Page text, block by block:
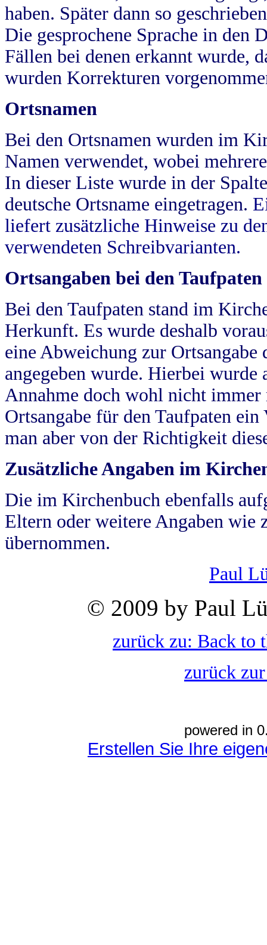
haben. Später dann so
Die gesprochene Sprache in
Fällen bei denen erkannt wurde,
wurden Korrekturen
Ortsnamen
Bei den Ortsnamen wurden im
Namen verwendet, wobei
In dieser Liste wurde in der
deutsche Ortsname eingetragen.
liefert zusätzliche Hinweise zu
verwendeten Schreibvarianten.
Ortsangaben bei den Taufpaten
Bei den Taufpaten stand im
Herkunft. Es wurde deshalb
eine Abweichung zur
angegeben wurde. Hierbei wurde
Annahme doch wohl nicht
Ortsangabe für den Taufpaten
man aber von der Richtigkeit
Zusätzliche Angaben im
Die im Kirchenbuch ebenfalls
Eltern oder weitere Angaben wie
übernommen.
Paul
© 2009 by Paul
zurück zu: Back to
zurück
powered in
Erstellen Sie Ihre